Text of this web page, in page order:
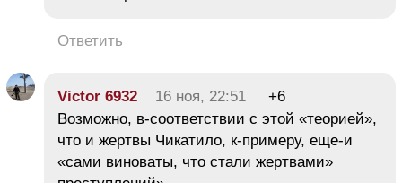
Ответить
Victor 6932 16 ноя, 22:51
+6
Возможно, в-соответствии с этой «теорией»,
что и жертвы Чикатило, к-примеру, еще-и
«сами виноваты, что стали жертвами»